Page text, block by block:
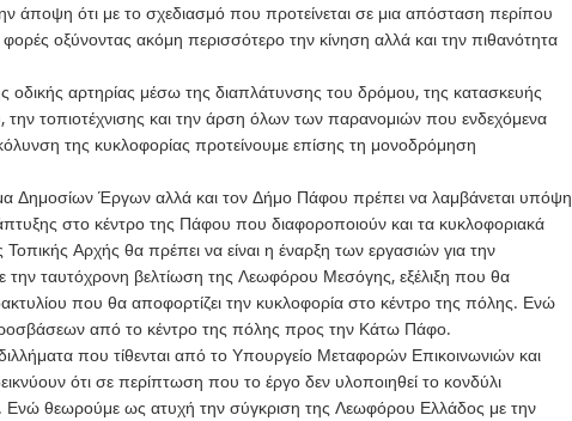
άποψη ότι με το σχεδιασμό που προτείνεται σε μια απόσταση περίπου
οξύνοντας ακόμη περισσότερο την κίνηση αλλά και την πιθανότητα
οδικής αρτηρίας μέσω της διαπλάτυνσης του δρόμου, της κατασκευής
τοπιοτέχνισης και την άρση όλων των παρανομιών που ενδεχόμενα
της κυκλοφορίας προτείνουμε επίσης τη μονοδρόμηση
Δημοσίων Έργων αλλά και τον Δήμο Πάφου πρέπει να λαμβάνεται υπόψη
στο κέντρο της Πάφου που διαφοροποιούν και τα κυκλοφοριακά
Αρχής θα πρέπει να είναι η έναρξη των εργασιών για την
την ταυτόχρονη βελτίωση της Λεωφόρου Μεσόγης, εξέλιξη που θα
που θα αποφορτίζει την κυκλοφορία στο κέντρο της πόλης. Ενώ
από το κέντρο της πόλης προς την Κάτω Πάφο.
που τίθενται από το Υπουργείο Μεταφορών Επικοινωνιών και
ότι σε περίπτωση που το έργο δεν υλοποιηθεί το κονδύλι
Ενώ θεωρούμε ως ατυχή την σύγκριση της Λεωφόρου Ελλάδος με την